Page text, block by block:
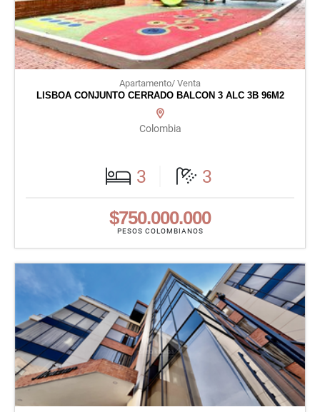
Apartamento/ Venta
LISBOA CONJUNTO CERRADO BALCON 3 ALC 3B 96M2
Colombia
3 3
$750.000.000
PESOS COLOMBIANOS